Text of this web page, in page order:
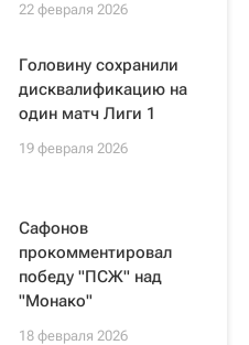
22 февраля 2026
Головину сохранили
дисквалификацию на
один матч Лиги 1
19 февраля 2026
Сафонов
прокомментировал
победу "ПСЖ" над
"Монако"
18 февраля 2026